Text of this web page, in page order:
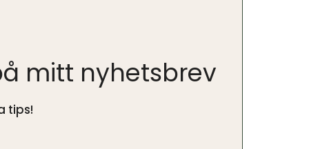
mitt nyhetsbrev
tips!